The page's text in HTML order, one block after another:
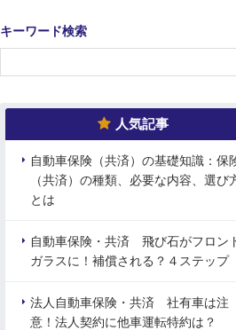
キーワード検索
人気記事
自動車保険（共済）の基礎知識：保
（共済）の種類、必要な内容、選び
とは
自動車保険・共済 飛び石がフロン
ガラスに！補償される？４ステップ
法人自動車保険・共済 社有車は注
意！法人契約に他車運転特約は？